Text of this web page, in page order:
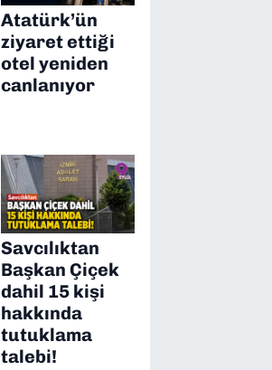
Atatürk’ün
ziyaret ettiği
otel yeniden
canlanıyor
Savcılıktan
Başkan Çiçek
dahil 15 kişi
hakkında
tutuklama
talebi!